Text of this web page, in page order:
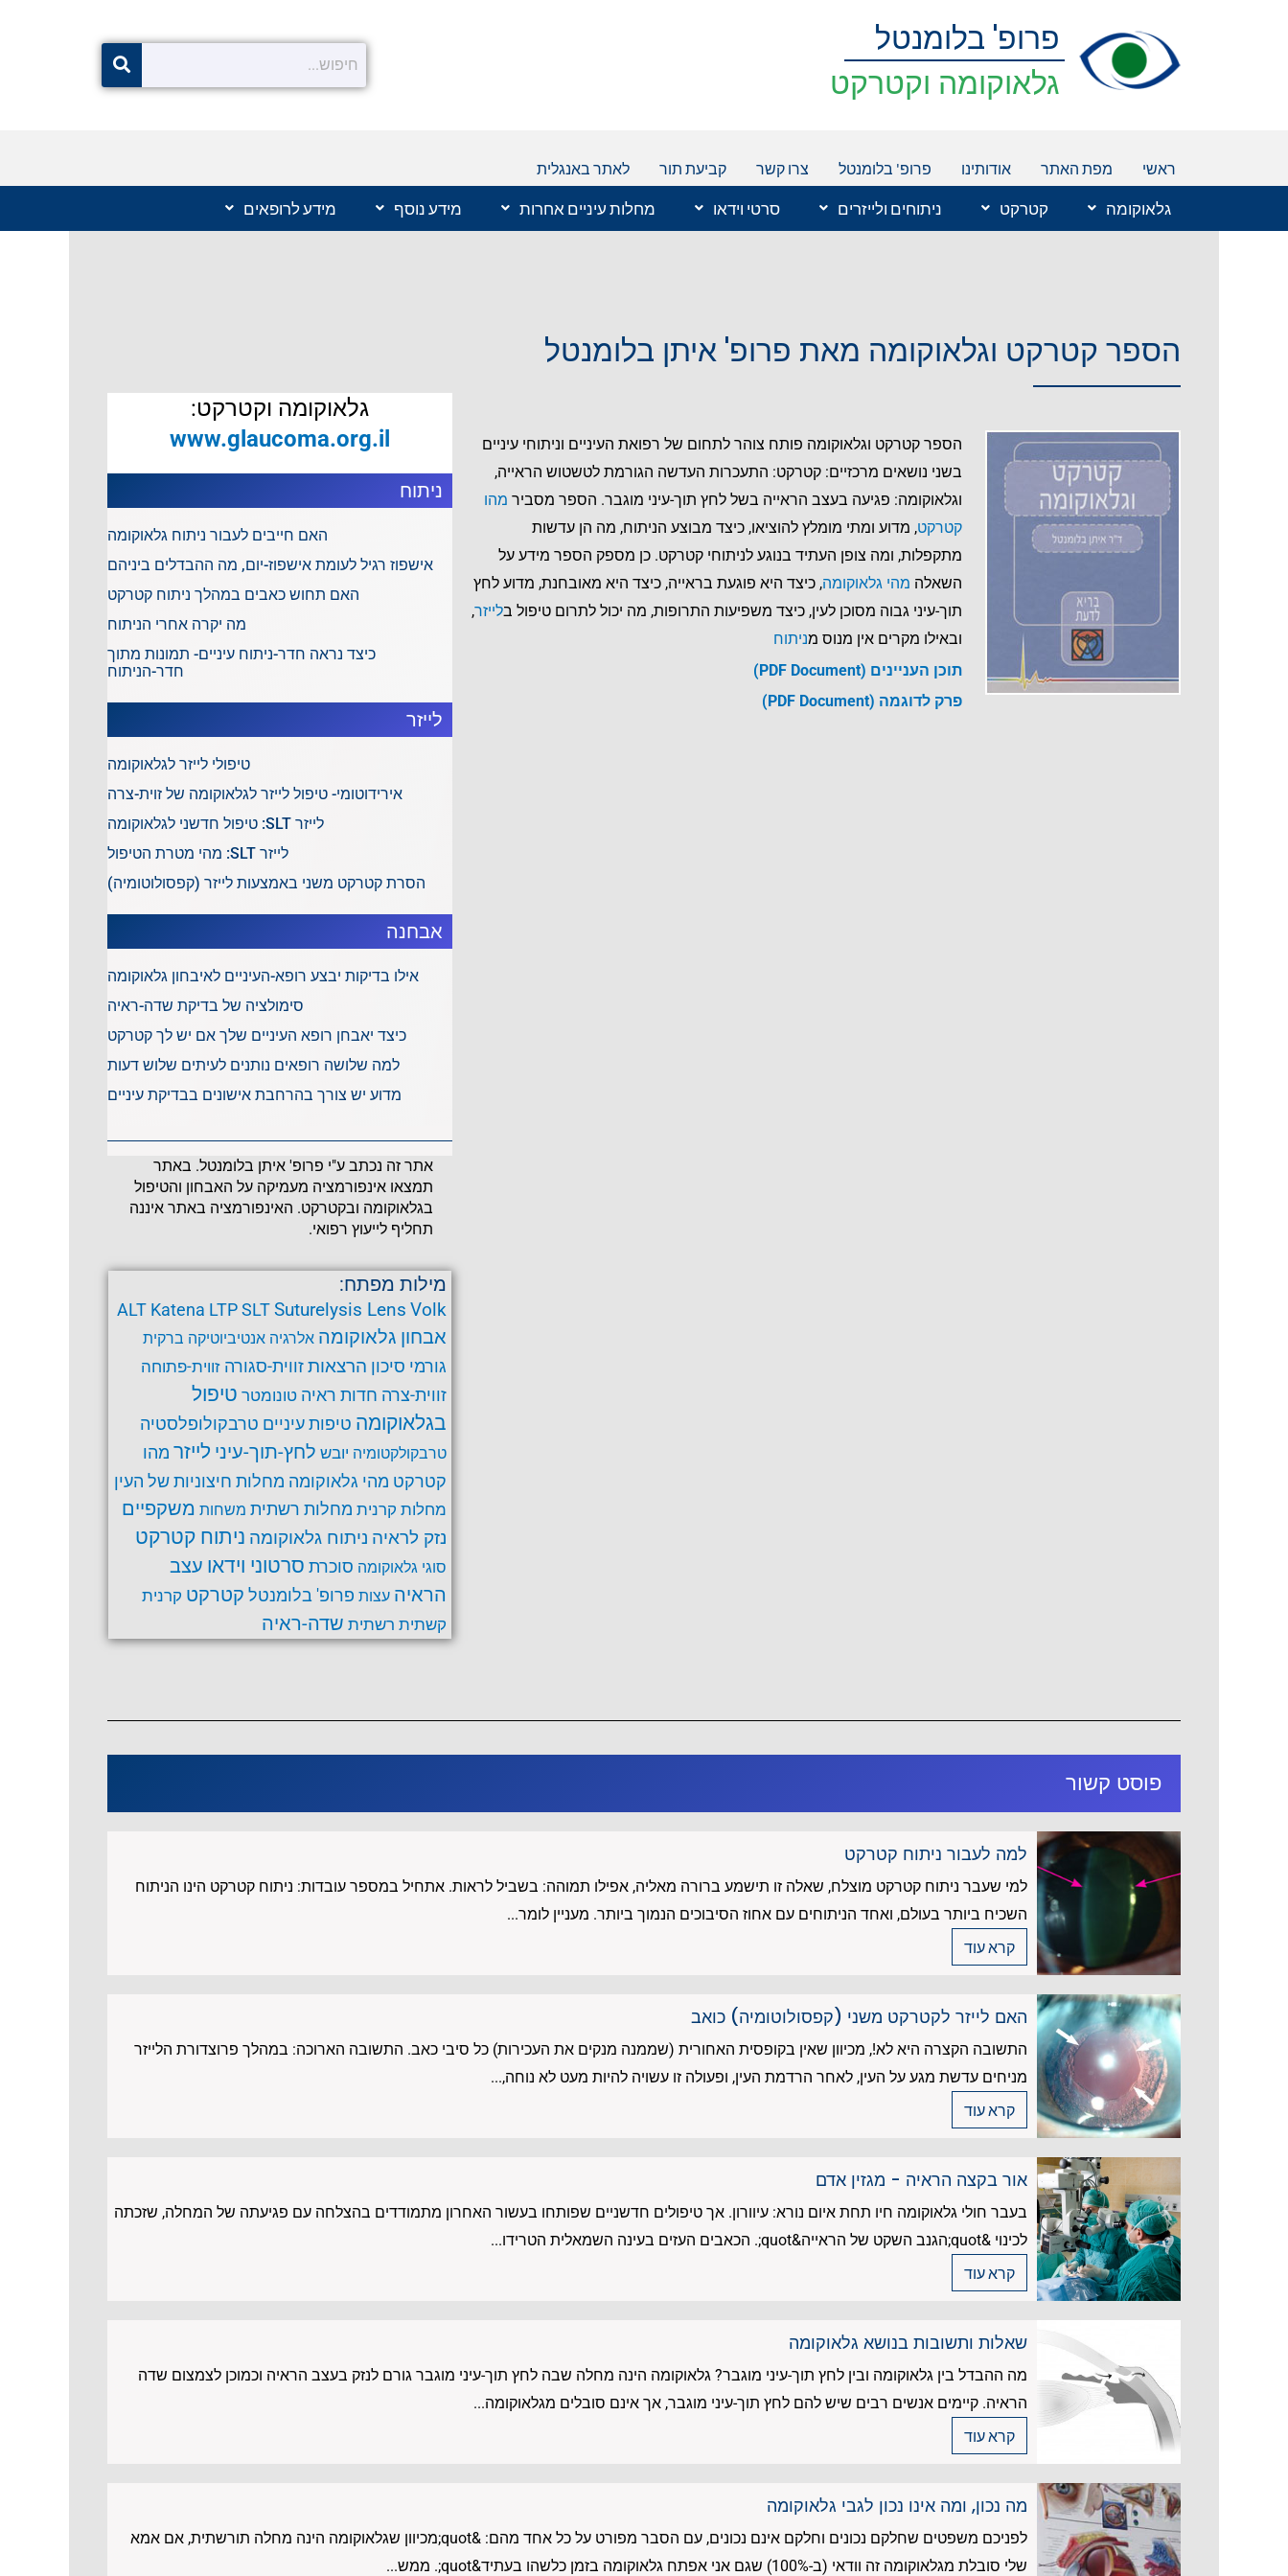
פרופ' בלומנטל
גלאוקומה וקטרקט
ראשי מפת האתר אודותינו פרופ' בלומנטל צרו קשר קביעת תור לאתר באנגלית
גלאוקומה קטרקט ניתוחים ולייזרים סרטי וידאו מחלות עיניים אחרות מידע נוסף מידע לרופאים
הספר קטרקט וגלאוקומה מאת פרופ' איתן בלומנטל
הספר קטרקט וגלאוקומה פותח צוהר לתחום של רפואת העיניים וניתוחי עיניים
בשני נושאים מרכזיים: קטרקט: התעכרות העדשה הגורמת לטשטוש הראייה,
וגלאוקומה: פגיעה בעצב הראייה בשל לחץ תוך-עיני מוגבר. הספר מסביר מהו
קטרקט, מדוע ומתי מומלץ להוציאו, כיצד מבוצע הניתוח, מה הן עדשות
מתקפלות, ומה צופן העתיד בנוגע לניתוחי קטרקט. כן מספק הספר מידע על
השאלה מהי גלאוקומה, כיצד היא פוגעת בראייה, כיצד היא מאובחנת, מדוע לחץ
תוך-עיני גבוה מסוכן לעין, כיצד משפיעות התרופות, מה יכול לתרום טיפול בלייזר,
ובאילו מקרים אין מנוס מניתוח
תוכן העניינים (PDF Document)
פרק לדוגמה (PDF Document)
גלאוקומה וקטרקט:
www.glaucoma.org.il
ניתוח
האם חייבים לעבור ניתוח גלאוקומה
אישפוז רגיל לעומת אישפוז-יום, מה ההבדלים ביניהם
האם תחוש כאבים במהלך ניתוח קטרקט
מה יקרה אחרי הניתוח
כיצד נראה חדר-ניתוח עיניים- תמונות מתוך
חדר-הניתוח
לייזר
טיפולי לייזר לגלאוקומה
אירידוטומי- טיפול לייזר לגלאוקומה של זוית-צרה
לייזר SLT: טיפול חדשני לגלאוקומה
לייזר SLT: מהי מטרת הטיפול
הסרת קטרקט משני באמצעות לייזר (קפסולוטומיה)
אבחנה
אילו בדיקות יבצע רופא-העיניים לאיבחון גלאוקומה
סימולציה של בדיקת שדה-ראיה
כיצד יאבחן רופא העיניים שלך אם יש לך קטרקט
למה שלושה רופאים נותנים לעיתים שלוש דעות
מדוע יש צורך בהרחבת אישונים בבדיקת עיניים
אתר זה נכתב ע"י פרופ' איתן בלומנטל. באתר
תמצאו אינפורמציה מעמיקה על האבחון והטיפול
בגלאוקומה ובקטרקט. האינפורמציה באתר איננה
תחליף לייעוץ רפואי.
מילות מפתח:
ALT Katena LTPSLTSuturelysis Lens Volk
אבחון גלאוקומה אלרגיה אנטיביוטיקה ברקית
גורמי סיכון הרצאותזווית-סגורה זווית-פתוחה
זווית-צרה חדות ראיה טונומטר טיפול
בגלאוקומה טיפות עיניים טרבקולופלסטיה
טרבקולקטומיה יובש לחץ-תוך-עיני לייזר מהו
קטרקט מהי גלאוקומה מחלות חיצוניות של העין
מחלות קרנית מחלות רשתית משחות משקפיים
נזק לראיה ניתוח גלאוקומה ניתוח קטרקט
סוגי גלאוקומה סוכרת סרטוני וידאו עצב
הראיה עצות פרופ' בלומנטל קטרקט קרנית
קשתית רשתית שדה-ראיה
פוסט קשור
למה לעבור ניתוח קטרקט
למי שעבר ניתוח קטרקט מוצלח, שאלה זו תישמע ברורה מאליה, אפילו תמוהה: בשביל לראות. אתחיל במספר עובדות: ניתוח קטרקט הינו הניתוח
השכיח ביותר בעולם, ואחד הניתוחים עם אחוז הסיבוכים הנמוך ביותר. מעניין לומר...
קרא עוד
האם לייזר לקטרקט משני (קפסולוטומיה) כואב
התשובה הקצרה היא לא!, מכיוון שאין בקופסית האחורית (שממנה מנקים את העכירות) כל סיבי כאב. התשובה הארוכה: במהלך פרוצדורת הלייזר
מניחים עדשת מגע על העין, לאחר הרדמת העין, ופעולה זו עשויה להיות מעט לא נוחה,...
קרא עוד
אור בקצה הראיה - מגזין אדם
בעבר חולי גלאוקומה חיו תחת איום נורא: עיוורון. אך טיפולים חדשניים שפותחו בעשור האחרון מתמודדים בהצלחה עם פגיעתה של המחלה, שזכתה
לכינוי &quot;הגנב השקט של הראייה&quot;. הכאבים העזים בעינה השמאלית הטרידו...
קרא עוד
שאלות ותשובות בנושא גלאוקומה
מה ההבדל בין גלאוקומה ובין לחץ תוך-עיני מוגבר? גלאוקומה הינה מחלה שבה לחץ תוך-עיני מוגבר גורם לנזק בעצב הראיה וכמוכן לצמצום שדה
הראיה. קיימים אנשים רבים שיש להם לחץ תוך-עיני מוגבר, אך אינם סובלים מגלאוקומה...
קרא עוד
מה נכון, ומה אינו נכון לגבי גלאוקומה
לפניכם משפטים שחלקם נכונים וחלקם אינם נכונים, עם הסבר מפורט על כל אחד מהם: &quot;מכיוון שגלאוקומה הינה מחלה תורשתית, אם אמא
שלי סובלת מגלאוקומה זה וודאי (ב-100%) שגם אני אפתח גלאוקומה בזמן כלשהו בעתיד&quot;. ממש...